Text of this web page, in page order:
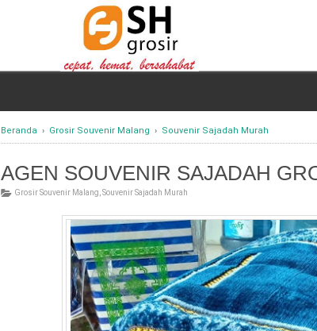
Beranda › Grosir Souvenir Malang › Souvenir Sajadah Murah
AGEN SOUVENIR SAJADAH
Grosir Souvenir Malang Souvenir Sajadah Murah